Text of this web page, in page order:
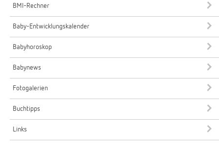
BMI-Rechner
Baby-Entwicklungskalender
Babyhoroskop
Babynews
Fotogalerien
Buchtipps
Links